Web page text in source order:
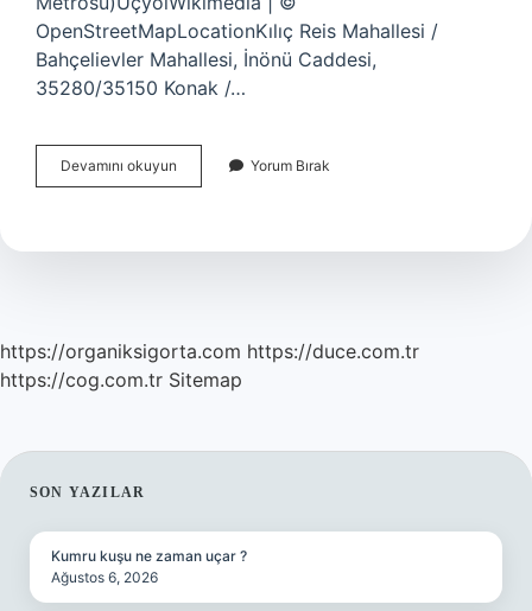
OpenStreetMapLocationKılıç Reis Mahallesi /
Bahçelievler Mahallesi, İnönü Caddesi,
35280/35150 Konak /…
Devamını okuyun Fahrettin
Altay
Bağlı
Yorum Bırak
https://organiksigorta.com https://duce.com.tr
https://cog.com.tr Sitemap
SIDEBAR
SON YAZILAR
Kumru kuşu ne zaman uçar ?
Ağustos 6, 2026